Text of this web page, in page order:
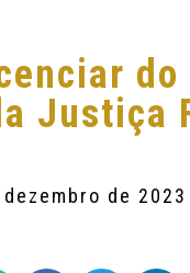
do
Justiça
de 2023